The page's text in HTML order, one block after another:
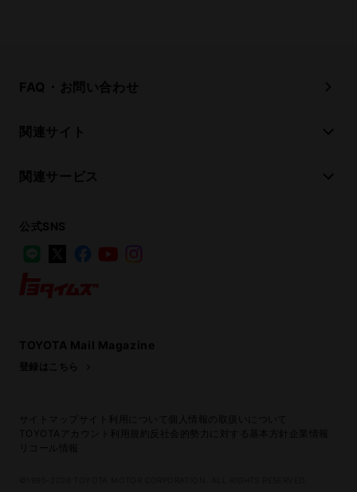
FAQ・お問い合わせ
関連サイト
関連サービス
公式SNS
LINE
FacebookYouTube
TOYOTA Mail Magazine
登録はこちら
サイト利用について
個人情報の取扱いについて
TOYOTAアカウント利用規約
反社会的勢力に対する基本方針
リコール情報